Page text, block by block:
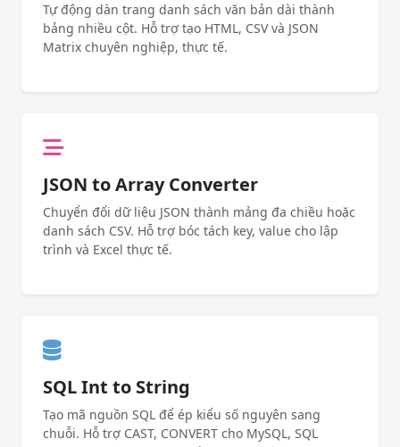
Tự động dàn trang danh sách văn bản dài thành
bảng nhiều cột. Hỗ trợ tạo HTML, CSV và JSON
Matrix chuyên nghiệp, thực tế.
JSON to Array Converter
Chuyển đổi dữ liệu JSON thành mảng đa chiều hoặc
danh sách CSV. Hỗ trợ bóc tách key, value cho lập
trình và Excel thực tế.
SQL Int to String
Tạo mã nguồn SQL để ép kiểu số nguyên sang
chuỗi. Hỗ trợ CAST, CONVERT cho MySQL, SQL